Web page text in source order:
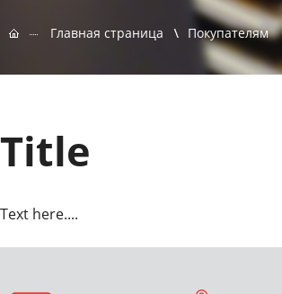
Главная страница Покупателям
Title
Text here....